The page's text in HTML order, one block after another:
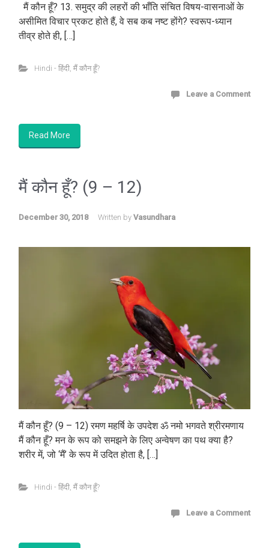
मैं कौन हूँ? 13. समुद्र की लहरों की भाँति संचित विषय-वासनाओं के
असीमित विचार प्रकट होते हैं, वे सब कब नष्ट होंगे? स्वरूप-ध्यान
तीव्र होते ही, […]
Hindi - हिंदी, मैं कौन हूँ?
Leave a Comment
Read More
मैं कौन हूँ? (9 – 12)
December 30, 2018 Written by Vasundhara
मैं कौन हूँ? (9 – 12) रमण महर्षि के उपदेश ॐ नमो भगवते श्रीरमणाय
मैं कौन हूँ? मन के रूप को समझने के लिए अन्वेषण का पथ क्या है?
शरीर में, जो ‘मैं’ के रूप में उदित होता है, […]
Hindi - हिंदी, मैं कौन हूँ?
Leave a Comment